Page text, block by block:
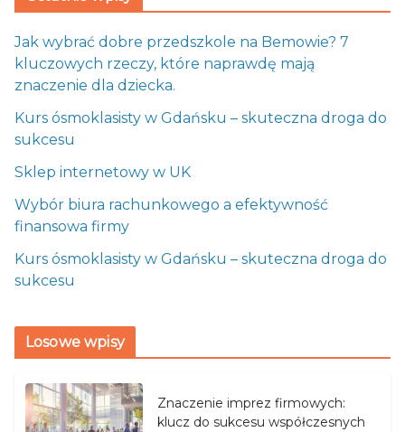
Jak wybrać dobre przedszkole na Bemowie? 7
kluczowych rzeczy, które naprawdę mają
znaczenie dla dziecka.
Kurs ósmoklasisty w Gdańsku – skuteczna droga do
sukcesu
Sklep internetowy w UK
Wybór biura rachunkowego a efektywność
finansowa firmy
Kurs ósmoklasisty w Gdańsku – skuteczna droga do
sukcesu
Losowe wpisy
Znaczenie imprez firmowych:
klucz do sukcesu współczesnych